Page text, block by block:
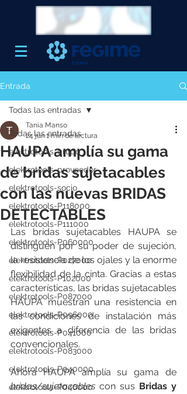
Entrada
Todas las entradas
elektrotools-grupo
elektrotools-proveedor
elektrotools-socio
elektrotools-P118000
elektrotools-P111000
elektrotools-P060000
elektrotools-P027000
elektrotools-P102000
elektrotools-P087000
elektrotools-P096000
elektrotools-P041000
elektrotools-P083000
elektrotools-P040000
elektrotools-P046000
Todas las entradas
HAUPA amplía su gama
de bridas sujetacables
con las nuevas BRIDAS
DETECTABLES
Tania Manso
24 jun1 min de lectura
Las bridas sujetacables HAUPA se
distinguen por su poder de sujeción,
la resistencia de los ojales y la enorme
flexibilidad de la cinta. Gracias a estas
características, las bridas sujetacables
HAUPA muestran una resistencia en
las condiciones de instalación más
exigentes a diferencia de las bridas
convencionales.
bridas/sujetacables con sus Bridas y